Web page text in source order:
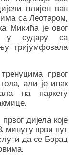
плијен ван
са Леотаром,
Микића је овог
у судару са
тријумфовала
првог
али је ипак
на паркету
дијела које
минуту први пут
да се Борац